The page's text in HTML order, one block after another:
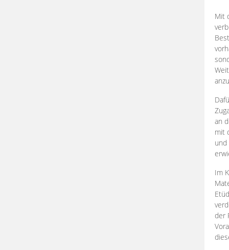
Mit
an
mit
und
Im
der